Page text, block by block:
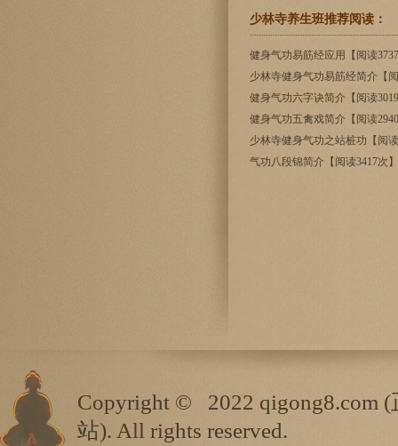
少林寺养生班推荐阅读：
健身气功易筋经应用【阅读
少林寺健身气功易筋经简介【
健身气功六字诀简介【阅读
健身气功五禽戏简介【阅读
少林寺健身气功之站桩功【阅
气功八段锦简介【阅读3417次】
Copyright © 2022 qigong8.com (
站). All rights reserved.